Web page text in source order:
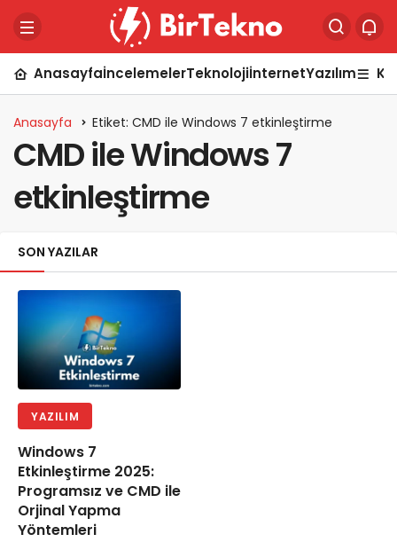
AnasayfaİncelemelerTeknolojiİnternetYazılım
Anasayfa Etiket: CMD ile Windows 7 etkinleştirme
CMD ile Windows 7
etkinleştirme
SON YAZILAR
YAZILIM
Windows 7
Etkinleştirme 2025:
Programsız ve CMD ile
Orjinal Yapma
Yöntemleri